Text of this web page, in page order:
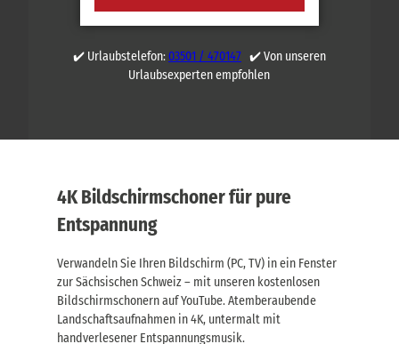
✔️ Urlaubstelefon:03501 / 470147✔️ Von unseren
Urlaubsexperten empfohlen
4K Bildschirmschoner für pure
Entspannung
Verwandeln Sie Ihren Bildschirm (PC, TV) in ein Fenster
zur Sächsischen Schweiz – mit unseren kostenlosen
Bildschirmschonern auf YouTube. Atemberaubende
Landschaftsaufnahmen in 4K, untermalt mit
handverlesener Entspannungsmusik.